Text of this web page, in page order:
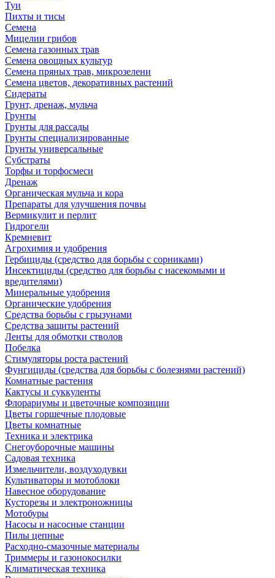
Туи
Пихты и тисы
Семена
Мицелии грибов
Семена газонных трав
Семена овощных культур
Семена пряных трав, микрозелени
Семена цветов, декоративных растений
Сидераты
Грунт, дренаж, мульча
Грунты
Грунты для рассады
Грунты специализированные
Грунты универсальные
Субстраты
Торфы и торфосмеси
Дренаж
Органическая мульча и кора
Препараты для улучшения почвы
Вермикулит и перлит
Гидрогели
Кремневит
Агрохимия и удобрения
Гербициды (средство для борьбы с сорниками)
Инсектициды (средство для борьбы с насекомыми и
вредителями)
Минеральные удобрения
Органические удобрения
Средства борьбы с грызунами
Средства защиты растений
Ленты для обмотки стволов
Побелка
Стимуляторы роста растений
Фунгициды (средства для борьбы с болезнями растений)
Комнатные растения
Кактусы и суккуленты
Флорариумы и цветочные композиции
Цветы горшечные плодовые
Цветы комнатные
Техника и электрика
Снегоуборочные машины
Садовая техника
Измельчители, воздуходувки
Культиваторы и мотоблоки
Навесное оборудование
Кусторезы и электроножницы
Мотобуры
Насосы и насосные станции
Пилы цепные
Расходно-смазочные материалы
Триммеры и газонокосилки
Климатическая техника